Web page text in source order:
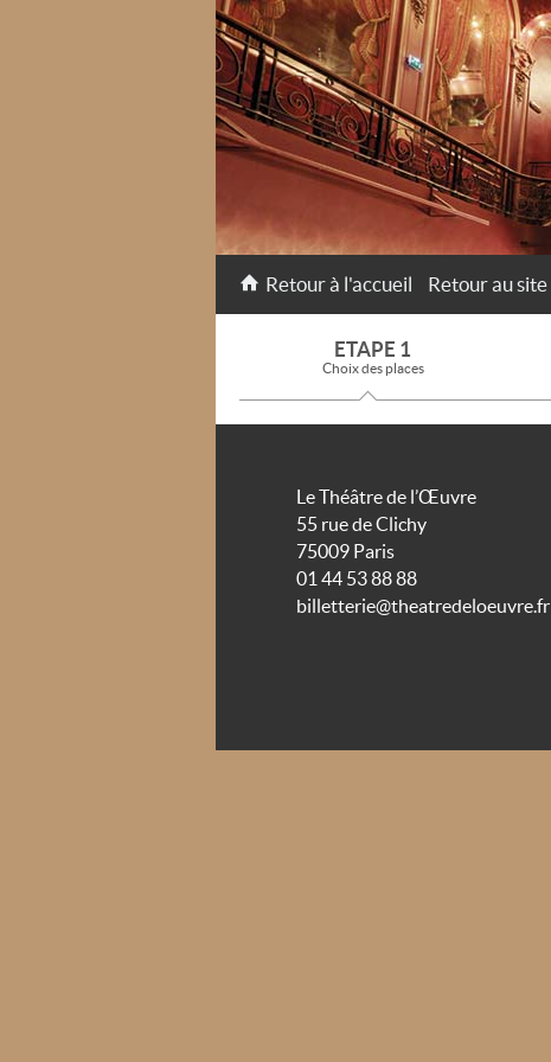
Retour à l'accueil Retour au site
ETAPE 1
Choix des places
Le Théâtre de l’Œuvre
55 rue de Clichy
75009 Paris
01 44 53 88 88
billetterie@theatredeloeuvre.fr